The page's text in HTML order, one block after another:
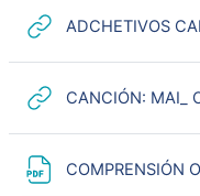
ADCHETIVOS
CANCIÓN: MAI_
COMPRENSIÓN